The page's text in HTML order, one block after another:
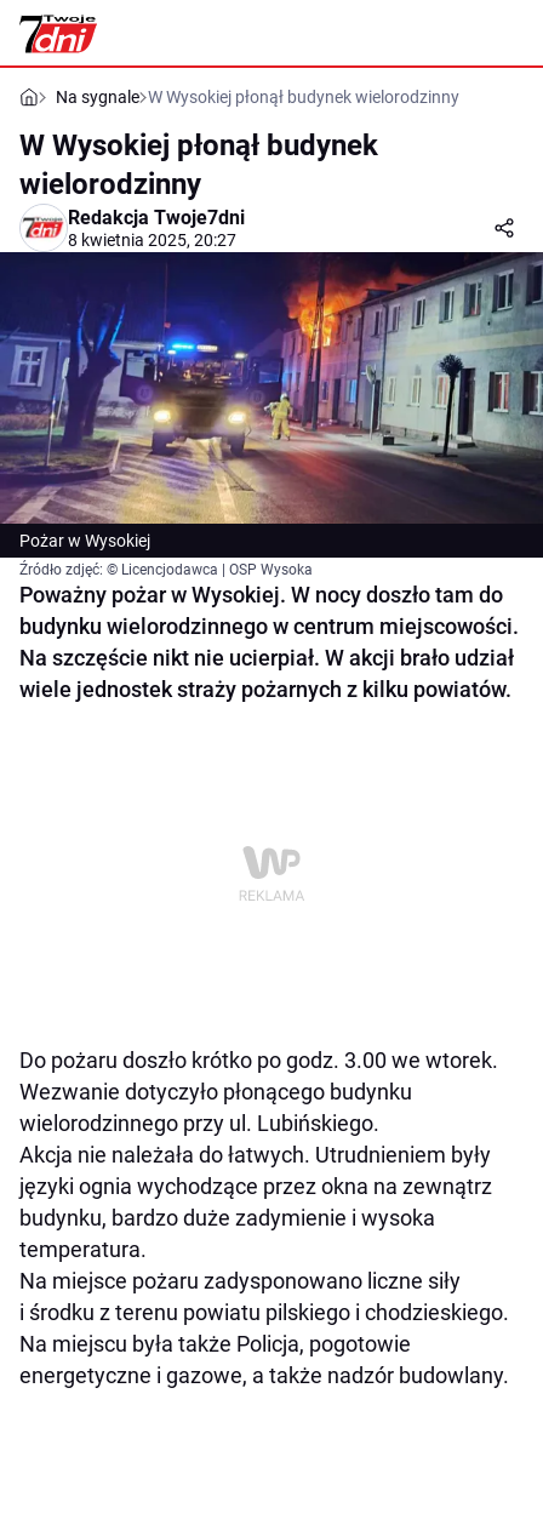
Na sygnale W Wysokiej płonął budynek wielorodzinny
W Wysokiej płonął budynek
wielorodzinny
Redakcja Twoje7dni
8 kwietnia 2025, 20:27
Pożar w Wysokiej
Źródło zdjęć: © Licencjodawca | OSP Wysoka
Poważny pożar w Wysokiej. W nocy doszło tam do
budynku wielorodzinnego w centrum miejscowości.
Na szczęście nikt nie ucierpiał. W akcji brało udział
wiele jednostek straży pożarnych z kilku powiatów.
Do pożaru doszło krótko po godz. 3.00 we wtorek.
Wezwanie dotyczyło płonącego budynku
wielorodzinnego przy ul. Lubińskiego.
Akcja nie należała do łatwych. Utrudnieniem były
języki ognia wychodzące przez okna na zewnątrz
budynku, bardzo duże zadymienie i wysoka
temperatura.
Na miejsce pożaru zadysponowano liczne siły
i środku z terenu powiatu pilskiego i chodzieskiego.
Na miejscu była także Policja, pogotowie
energetyczne i gazowe, a także nadzór budowlany.